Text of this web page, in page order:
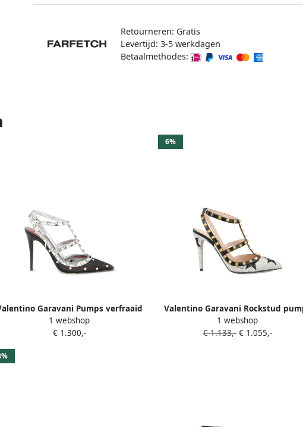
Retourneren: Gratis
Levertijd: 3-5 werkdagen
Betaalmethodes:
Garavani Pumps verfraaid
met kristallen Zilver
1 webshop
€ 1.300,-
6%
Valentino Garavani Rockstud
verfraaid met sterpatroon Wit
1 webshop
€ 1.133,-€ 1.055,-